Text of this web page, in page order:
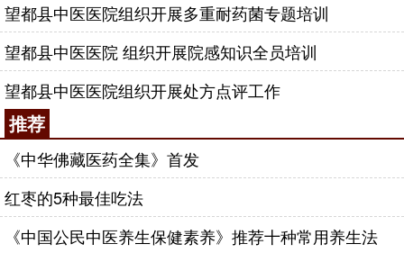
望都县中医医院组织开展多重耐药菌专题培训
望都县中医医院 组织开展院感知识全员培训
望都县中医医院组织开展处方点评工作
推荐
《中华佛藏医药全集》首发
红枣的5种最佳吃法
《中国公民中医养生保健素养》推荐十种常用养生法